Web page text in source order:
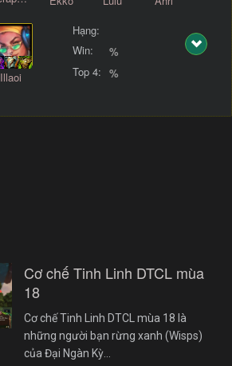
Illaoi
Hạng:
Win:
%
Top 4: %
Cơ chế Tinh Linh DTCL mùa
18
Cơ chế Tinh Linh DTCL mùa 18 là
những người bạn rừng xanh (Wisps)
của Đại Ngàn Kỳ…